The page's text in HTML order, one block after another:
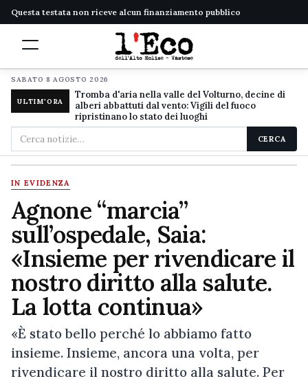
Questa testata non riceve alcun finanziamento pubblico
SABATO 8 AGOSTO 2026
ULTIM'ORA
Tromba d'aria nella valle del Volturno, decine di
alberi abbattuti dal vento: Vigili del fuoco
ripristinano lo stato dei luoghi
Cerca
nel
sito
CERCA
IN EVIDENZA
Agnone “marcia”
sull’ospedale, Saia:
«Insieme per rivendicare il
nostro diritto alla salute.
La lotta continua»
«È stato bello perché lo abbiamo fatto
insieme. Insieme, ancora una volta, per
rivendicare il nostro diritto alla salute. Per